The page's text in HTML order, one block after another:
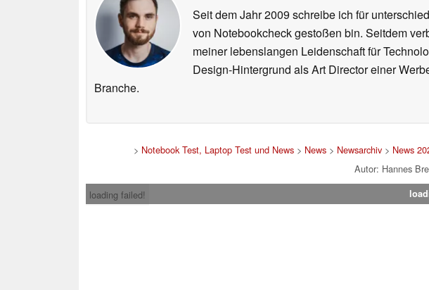
Seit dem Jahr 2009 schreibe ich für
von Notebookcheck gestoßen bin. Seitdem
meiner lebenslangen Leidenschaft für
Design-Hintergrund als Art Director einer
Branche.
> Notebook Test, Laptop Test und News> News> Newsarchiv> News
Autor: Hannes
loading failed!